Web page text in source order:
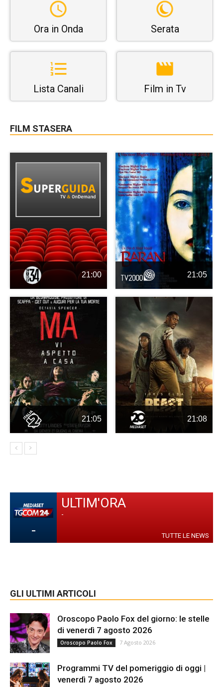
Ora in Onda Serata
Lista Canali Film in Tv
FILM STASERA
21:00 21:05
21:05 21:08
-
ULTIM'ORA
-
TUTTE LE NEWS
GLI ULTIMI ARTICOLI
Oroscopo Paolo Fox del giorno: le stelle
di venerdì 7 agosto 2026
Oroscopo Paolo Fox 7 Agosto 2026
Programmi TV del pomeriggio di oggi |
venerdì 7 agosto 2026